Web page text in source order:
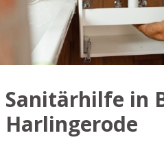
Sanitärhilfe in
Harlingerode